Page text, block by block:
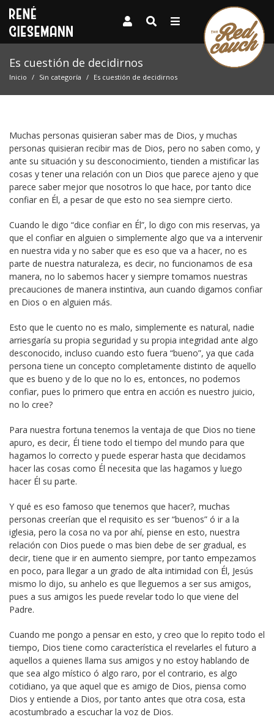
Es cuestión de decidirnos
Inicio Sin categoría Es cuestión de decidirnos
Muchas personas quisieran saber mas de Dios, y muchas
personas quisieran recibir mas de Dios, pero no saben como, y
ante su situación y su desconocimiento, tienden a mistificar las
cosas y tener una relación con un Dios que parece ajeno y que
parece saber mejor que nosotros lo que hace, por tanto dice
confiar en Él, a pesar de que esto no sea siempre cierto.
Cuando le digo “dice confiar en Él”, lo digo con mis reservas, ya
que el confiar en alguien o simplemente algo que va a intervenir
en nuestra vida y no saber que es eso que va a hacer, no es
parte de nuestra naturaleza, es decir, no funcionamos de esa
manera, no lo sabemos hacer y siempre tomamos nuestras
precauciones de manera instintiva, aun cuando digamos confiar
en Dios o en alguien más.
Esto que le cuento no es malo, simplemente es natural, nadie
arriesgaría su propia seguridad y su propia integridad ante algo
desconocido, incluso cuando esto fuera “bueno”, ya que cada
persona tiene un concepto completamente distinto de aquello
que es bueno y de lo que no lo es, entonces, no podemos
confiar, pues lo primero que entra en acción es nuestro juicio,
no lo cree?
Para nuestra fortuna tenemos la ventaja de que Dios no tiene
apuro, es decir, Él tiene todo el tiempo del mundo para que
hagamos lo correcto y puede esperar hasta que decidamos
hacer las cosas como Él necesita que las hagamos y luego
hacer Él su parte.
Y qué es eso famoso que tenemos que hacer?, muchas
personas creerían que el requisito es ser “buenos” ó ir a la
iglesia, pero la cosa no va por ahí, piense en esto, nuestra
relación con Dios puede o mas bien debe de ser gradual, es
decir, tiene que ir en aumento siempre, por tanto empezamos
en poco, para llegar a un grado de alta intimidad con Él, Jesús
mismo lo dijo, su anhelo es que lleguemos a ser sus amigos,
pues a sus amigos les puede revelar todo lo que viene del
Padre.
Cuando me pongo a pensar en esto, y creo que lo repito todo el
tiempo, Dios tiene como característica el revelarles el futuro a
aquellos a quienes llama sus amigos y no estoy hablando de
que sea algo místico ó algo raro, por el contrario, es algo
cotidiano, ya que aquel que es amigo de Dios, piensa como
Dios y entiende a Dios, por tanto antes que otra cosa, esta
acostumbrado a escuchar la voz de Dios.